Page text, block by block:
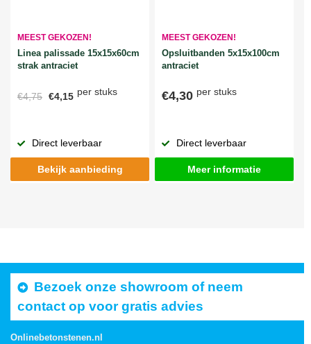
MEEST GEKOZEN!
Linea palissade 15x15x60cm
strak antraciet
€4,75 €4,15 per stuks
Direct leverbaar
Bekijk aanbieding
MEEST GEKOZEN!
Opsluitbanden 5x15x100cm
antraciet
€4,30 per stuks
Direct leverbaar
Meer informatie
Bezoek onze showroom of neem
contact op voor gratis advies
Onlinebetonstenen.nl